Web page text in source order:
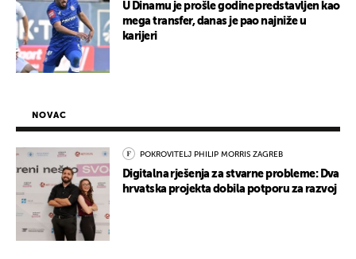
U Dinamu je prošle godine predstavljen kao
mega transfer, danas je pao najniže u
karijeri
NOVAC
POKROVITELJ PHILIP MORRIS ZAGREB
Digitalna rješenja za stvarne probleme: Dva
hrvatska projekta dobila potporu za razvoj